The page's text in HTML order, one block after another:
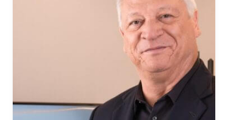
Necessário
Esses cookies
não são
opcionais. São
necessários
para o
funcionamento
do site.